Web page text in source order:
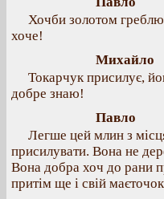
Хочби золотом греблю
хоче!
Михайло
Токарчук присилує,
добре знаю!
Павло
Легше цей млин з
присилувати. Вона не
Вона добра хоч до рани
притім ще і свій